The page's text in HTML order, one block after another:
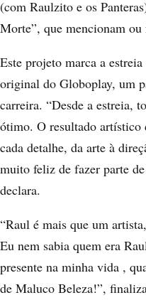
(com Raulzito e os
Morte”, que mencionam ou
Este projeto marca a
original do Globoplay, um
carreira. “Desde a estreia,
ótimo. O resultado artístico
cada detalhe, da arte à
muito feliz de fazer parte
declara.
“Raul é mais que um
Eu nem sabia quem era
presente na minha vida ,
de Maluco Beleza!”,